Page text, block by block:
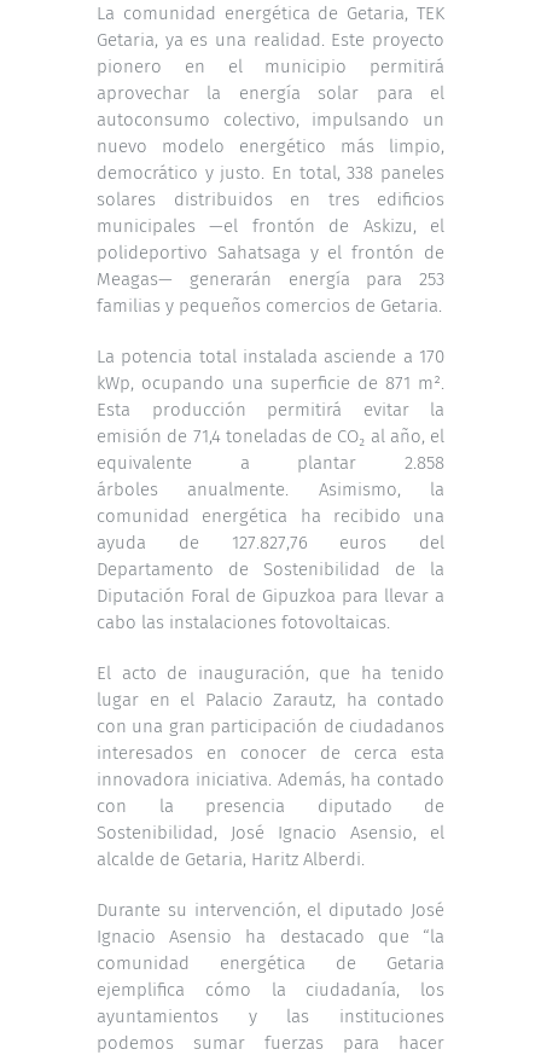
La comunidad energética de Getaria, TEK
Getaria, ya es una realidad. Este proyecto
pionero en el municipio permitirá
aprovechar la energía solar para el
autoconsumo colectivo, impulsando un
nuevo modelo energético más limpio,
democrático y justo. En total, 338 paneles
solares distribuidos en tres edificios
municipales —el frontón de Askizu, el
polideportivo Sahatsaga y el frontón de
Meagas— generarán energía para 253
familias y pequeños comercios de Getaria.
La potencia total instalada asciende a 170
kWp, ocupando una superficie de 871 m².
Esta producción permitirá evitar la
emisión de 71,4 toneladas de CO₂ al año, el
equivalente a plantar 2.858
árboles anualmente. Asimismo, la
comunidad energética ha recibido una
ayuda de 127.827,76 euros del
Departamento de Sostenibilidad de la
Diputación Foral de Gipuzkoa para llevar a
cabo las instalaciones fotovoltaicas.
El acto de inauguración, que ha tenido
lugar en el Palacio Zarautz, ha contado
con una gran participación de ciudadanos
interesados en conocer de cerca esta
innovadora iniciativa. Además, ha contado
con la presencia diputado de
Sostenibilidad, José Ignacio Asensio, el
alcalde de Getaria, Haritz Alberdi.
Durante su intervención, el diputado José
Ignacio Asensio ha destacado que “la
comunidad energética de Getaria
ejemplifica cómo la ciudadanía, los
ayuntamientos y las instituciones
podemos sumar fuerzas para hacer